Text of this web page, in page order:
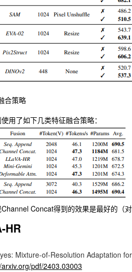
合策略
用了如下几类特征融合策略：
Concat得到的效果是最好的（
HR
Mixture-of-Resolution Adaptation
pdf/2403.03003